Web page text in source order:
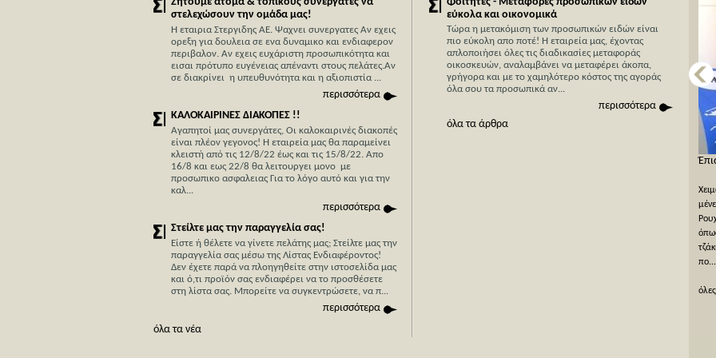
στελεχώσουν την ομάδα μας!
Η εταιρια Στεργιδης ΑΕ. Ψαχνει συνεργατες Αν εχεις
ορεξη για δουλεια σε ενα δυναμικο και ενδιαφερον
περιβαλον. Αν εχεις ευχάριστη προσωπικότητα και
εισαι πρότυπο ευγένειας απέναντι στους πελάτες.Αν
σε διακρίνει η υπευθυνότητα και η αξιοπιστία ...
περισσότερα
ΚΑΛΟΚΑΙΡΙΝΕΣ ΔΙΑΚΟΠΕΣ !!
Αγαπητοί μας συνεργάτες, Οι καλοκαιρινές διακοπές
είναι πλέον γεγονος! Η εταιρεία μας θα παραμείνει
κλειστή από τις 12/8/22 έως και τις 15/8/22. Απο
16/8 και εως 22/8 θα λειτουργει μονο με
προσωπικο ασφαλειας Για το λόγο αυτό και για την
καλ...
περισσότερα
Στείλτε μας την παραγγελία σας!
Είστε ή θέλετε να γίνετε πελάτης μας; Στείλτε μας την
παραγγελία σας μέσω της Λίστας Ενδιαφέροντος!
Δεν έχετε παρά να πλοηγηθείτε στην ιστοσελίδα μας
και ό,τι προϊόν σας ενδιαφέρει να το προσθέσετε
στη λίστα σας. Mπορείτε να συγκεντρώσετε, να π...
περισσότερα
όλα τα νέα
εύκολα και οικονομικά
Τώρα η μετακόμιση των προσωπικών ειδών είναι
πιο εύκολη απο ποτέ! Η εταιρεία μας, έχοντας
απλοποιήσει όλες τις διαδικασίες μεταφοράς
οικοσκευών, αναλαμβάνει να μεταφέρει άκοπα,
γρήγορα και με το χαμηλότερο κόστος της αγοράς
όλα σου τα προσωπικά αν...
περισσότερα
όλα τα άρθρα
πο...